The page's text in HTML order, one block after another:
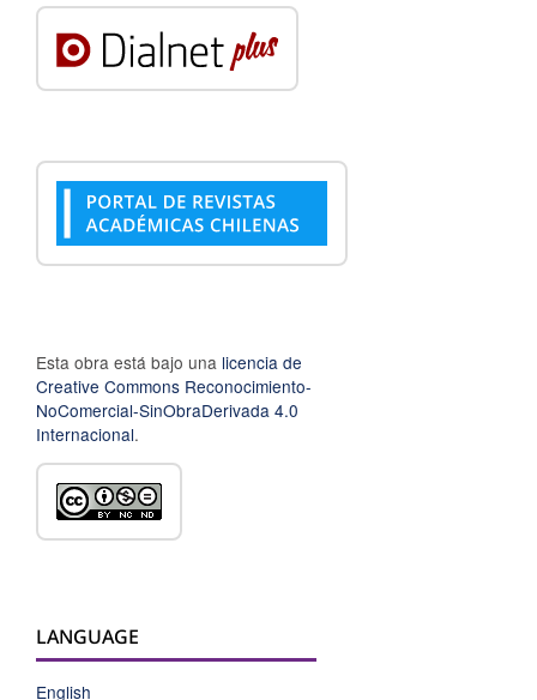
Esta obra está bajo una licencia de
Creative Commons Reconocimiento-
NoComercial-SinObraDerivada 4.0
Internacional.
LANGUAGE
English